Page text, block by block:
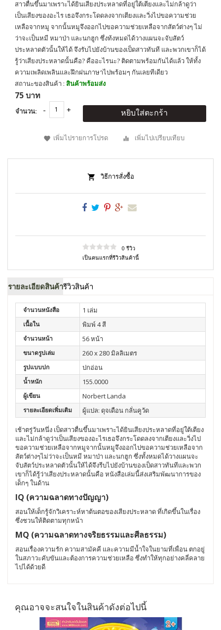
สาวตื่นขึ้นมาเพราะได้ยินเสียงประหลาดที่อยู่ใต้เตียงและไม่กล้าดูว่า
เป็นเสียงของอะไร เธอจึงกระโดดลงจากเตียงและวิ่งไปขอความช่วย
เหลือจากหมู จากนั้นหมูจึงออกไปขอความช่วยเหลือจากสัตว์ต่างๆ ไม่
ว่าจะเป็นหมี หมาป่า และนกฮูก ซึ่งท้งหมดได้วางแผนจะจับสัตว์
ประหลาดตัวนั้นให้ได้ จึงรับไปยังบ้านของเป็ดสาวทันที และพวกเขาก็ได้
รู้ว่าเสียงประหลาดนั้นคือ? คืออะไรนะ? ติดตามพร้อมกันได้แล้ว ให้ทั้ง
ความเพลิดเพลินและฝึกฝนภาษาไปพร้อมๆ กันเลยทีเดียว
สถานะของสินค้า : สินค้าพร้อมส่ง
75 บาท
จำนวน: หยิบใส่ตะกร้า
เพิ่มไปรายการโปรด เพิ่มไปเปรียบเทียบ
วิธีการสั่งซื้อ
0 รีวิว
เป็นคนแรกที่รีวิวสินค้านี้
รายละเอียดสินค้ารีวิวสินค้า
จำนวนหนังสือ 1 เล่ม
เนื้อใน พิมพ์ 4 สี
จำนวนหน้า 56 หน้า
ขนาดรูปเล่ม 260 x 280 มิลลิเมตร
รูปแบบปก ปกอ่อน
น้ำหนัก 155.0000
ผู้เขียน Norbert Landa
รายละเอียดเพิ่มเติม ผู้แปล: ดุจเดือน กลั่นคูวัด
เช้าตรู่วันหนึ่ง เป็ดสาวตื่นขึ้นมาเพราะได้ยินเสียงประหลาดที่อยู่ใต้เตียง
และไม่กล้าดูว่าเป็นเสียงของอะไรเธอจึงกระโดดลงจากเตียงและวิ่งไป
ขอความช่วยเหลือจากหมูจากนั้นหมูจึงออกไปขอความช่วยเหลือจาก
สัตว์ต่างๆไม่ว่าจะเป็นหมี หมาป่า และนกฮูก ซึ่งทั้งหมดได้วางแผนจะ
จับสัตว์ประหลาดตัวนั้นให้ได้จึงรีบไปยังบ้านของเป็ดสาวทันทีและพวก
เขาก็ได้รู้ว่าเสียงประหลาดนั้นคือ หนังสือเล่มนี้ส่งเสริมพัฒนาการของ
เด็กๆ ในด้าน
IQ (ความฉลาดทางปัญญา)
สอนให้เด็กรู้จักวิเคราะห์หาต้นตอของเสียงประหลาด ที่เกิดขึ้นในเรื่อง
ซึ่งชวนให้ติดตามทุกหน้า
MQ (ความฉลาดทางจริยธรรมและศีลธรรม)
สอนเรื่องความรัก ความสามัคคี และความมีน้ำใจในยามที่เพื่อน ตกอยู่
ในสภาวะคับขันและต้องการความช่วยเหลือ ซึ่งทำให้ทุกอย่างคลี่คลาย
ไปได้ด้วยดี
คุณอาจจะสนใจในสินค้าดังต่อไปนี้